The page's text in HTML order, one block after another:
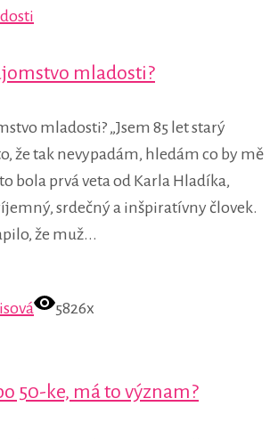
mladosti?
mladosti? „Jsem 85 let starý
že tak nevypadám, hledám co by mě
bola prvá veta od Karla Hladíka,
srdečný a inšpiratívny človek.
že muž...
5826x
50-ke, má to význam?